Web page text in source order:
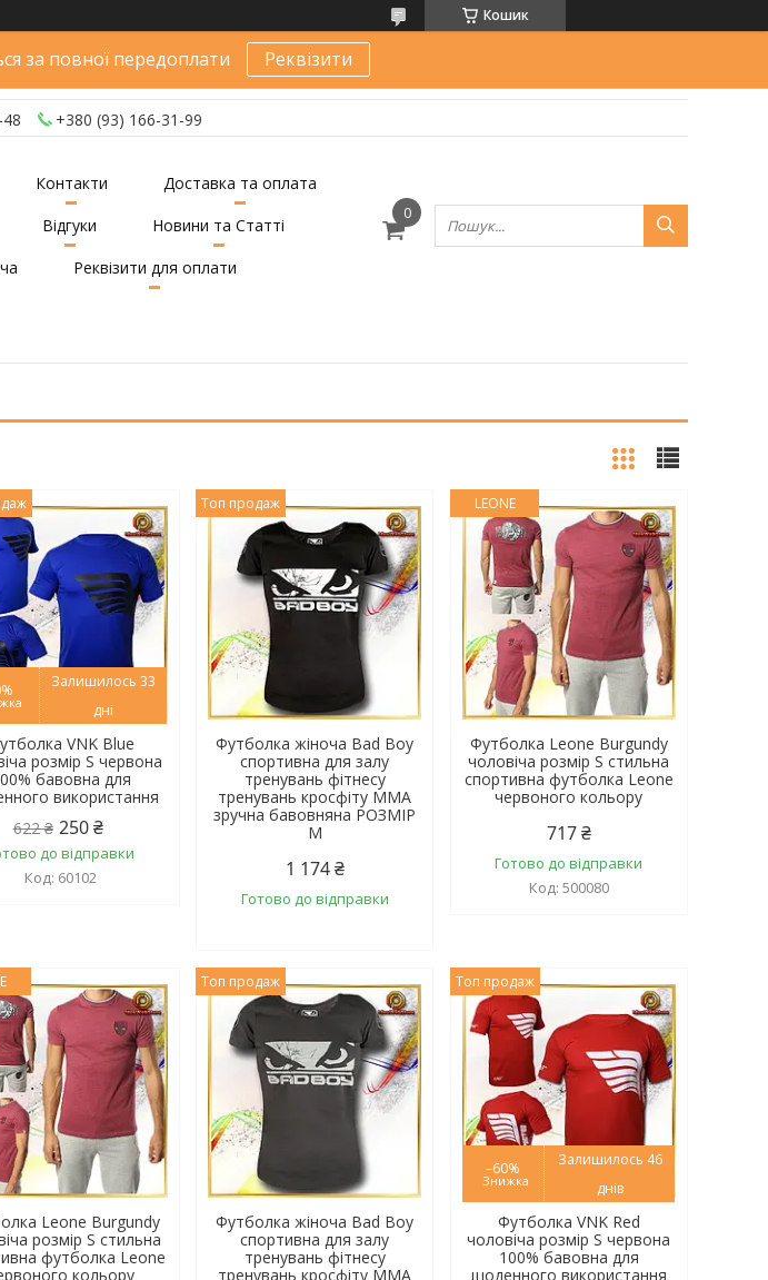
Кошик
за повної передоплати Реквізити
+380 (93) 166-31-99
Контакти
Доставка та оплата
Відгуки
Новини та Статті
Реквізити для оплати
Залишилось 33
дні
VNK Blue
розмір S червона
бавовна для
використання
622 ₴ 250 ₴
до відправки
60102
Топ продаж
Футболка жіноча Bad Boy
спортивна для залу
тренувань фітнесу
тренувань кросфіту MMA
зручна бавовняна РОЗМІР
M
1 174 ₴
Готово до відправки
LEONE
Футболка Leone Burgundy
чоловіча розмір S стильна
спортивна футболка Leone
червоного кольору
717 ₴
Готово до відправки
500080
Leone Burgundy
розмір S стильна
футболка Leone
кольору
Топ продаж
Футболка жіноча Bad Boy
спортивна для залу
тренувань фітнесу
тренувань кросфіту MMA
Топ продаж
–60%
Залишилось 46
днів
Футболка VNK Red
чоловіча розмір S червона
100% бавовна для
щоденного використання